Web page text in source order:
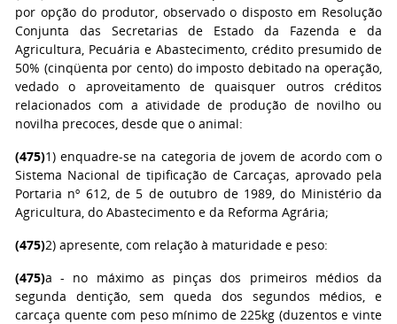
por opção do produtor, observado o disposto em Resolução
Conjunta das Secretarias de Estado da Fazenda e da
Agricultura, Pecuária e Abastecimento, crédito presumido de
50% (cinqüenta por cento) do imposto debitado na operação,
vedado o aproveitamento de quaisquer outros créditos
relacionados com a atividade de produção de novilho ou
novilha precoces, desde que o animal:
(475)1) enquadre-se na categoria de jovem de acordo com o
Sistema Nacional de tipificação de Carcaças, aprovado pela
Portaria nº 612, de 5 de outubro de 1989, do Ministério da
Agricultura, do Abastecimento e da Reforma Agrária;
(475)2) apresente, com relação à maturidade e peso:
(475)a - no máximo as pinças dos primeiros médios da
segunda dentição, sem queda dos segundos médios, e
carcaça quente com peso mínimo de 225kg (duzentos e vinte